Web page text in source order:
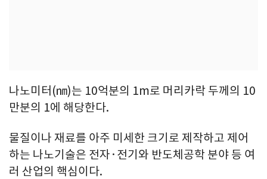
나노미터(㎚)는 10억분의 1m로 머리카락 두께의 10
만분의 1에 해당한다.
물질이나 재료를 아주 미세한 크기로 제작하고 제어
하는 나노기술은 전자·전기와 반도체공학 분야 등 여
러 산업의 핵심이다.